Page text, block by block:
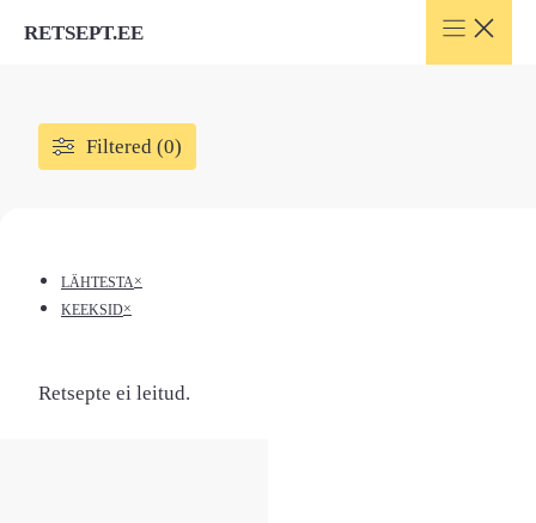
RETSEPT.EE
Filtered (0)
LÄHTESTA×
KEEKSID×
Retsepte ei leitud.